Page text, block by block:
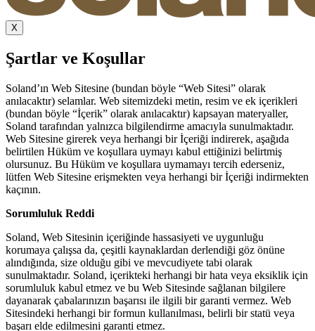
X
Şartlar ve Koşullar
Soland’ın Web Sitesine (bundan böyle “Web Sitesi” olarak
anılacaktır) selamlar. Web sitemizdeki metin, resim ve ek içerikleri
(bundan böyle “İçerik” olarak anılacaktır) kapsayan materyaller,
Soland tarafından yalnızca bilgilendirme amacıyla sunulmaktadır.
Web Sitesine girerek veya herhangi bir İçeriği indirerek, aşağıda
belirtilen Hüküm ve koşullara uymayı kabul ettiğinizi belirtmiş
olursunuz. Bu Hüküm ve koşullara uymamayı tercih ederseniz,
lütfen Web Sitesine erişmekten veya herhangi bir İçeriği indirmekten
kaçının.
Sorumluluk Reddi
Soland, Web Sitesinin içeriğinde hassasiyeti ve uygunluğu
korumaya çalışsa da, çeşitli kaynaklardan derlendiği göz önüne
alındığında, size olduğu gibi ve mevcudiyete tabi olarak
sunulmaktadır. Soland, içerikteki herhangi bir hata veya eksiklik için
sorumluluk kabul etmez ve bu Web Sitesinde sağlanan bilgilere
dayanarak çabalarınızın başarısı ile ilgili bir garanti vermez. Web
Sitesindeki herhangi bir formun kullanılması, belirli bir statü veya
başarı elde edilmesini garanti etmez.